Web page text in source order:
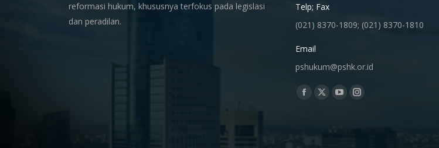
reformasi hukum, khususnya terfokus pada legislasi
dan peradilan.
Telp; Fax
(021) 8370-1809; (021) 8370-1810
Email
pshukum@pshk.or.id
Find us on:
Facebook
X
YouTubeInstagram